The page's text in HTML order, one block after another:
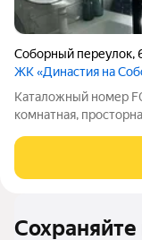
Соборный переулок,
ЖК «Династия на
Каталожный номер F083937 НЕ ФЕЙК! Пpoдётcя уютнaя 3-х
комнатная,
изолирoвaнные
санузлa, однa из
Сохраняйте